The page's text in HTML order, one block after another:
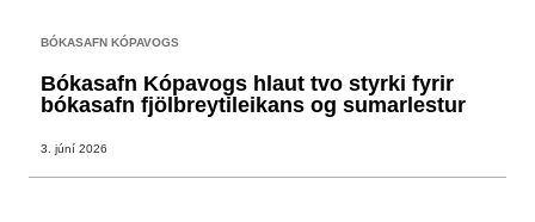
BÓKASAFN KÓPAVOGS
Bókasafn Kópavogs hlaut tvo styrki fyrir
bókasafn fjölbreytileikans og sumarlestur
3. júní 2026